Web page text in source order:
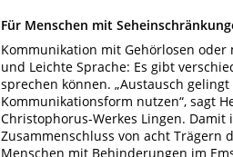
Für Menschen mit
Kommunikation mit Gehörlosen
und Leichte Sprache: Es gibt
sprechen können. „Austausch
Kommunikationsform nutzen“, sagt
Christophorus-Werkes Lingen.
Zusammenschluss von acht
Menschen mit Behinderungen im